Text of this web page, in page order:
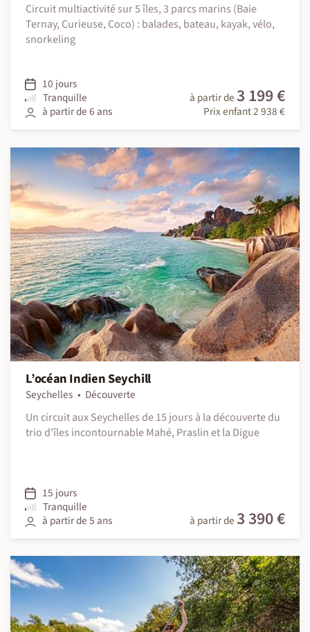
Circuit multiactivité sur 5 îles, 3 parcs marins (Baie
Ternay, Curieuse, Coco) : balades, bateau, kayak, vélo,
snorkeling
10 jours
Tranquille
à partir de 6 ans
à partir de 3 199 €
Prix enfant 2 938 €
L’océan Indien Seychill
Seychelles
Découverte
Un circuit aux Seychelles de 15 jours à la découverte du
trio d'îles incontournable Mahé, Praslin et la Digue
15 jours
Tranquille
à partir de 5 ans
à partir de 3 390 €